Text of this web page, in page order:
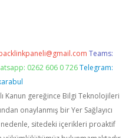
Teams:
0262 606 0 726 Telegram:
Kanun gereğince Bilgi Teknolojileri
onaylanmış bir Yer Sağlayıcı
sitedeki içerikleri proaktif